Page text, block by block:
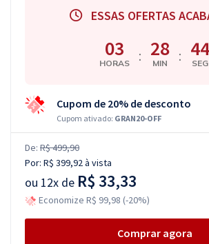
ESSAS OFERTAS
03
HORAS : 28
MIN : 43
SEG
Cupom de 20% de desconto
Cupom ativado: GRAN20-OFF
De: R$ 499,90
Por: R$ 399,92à vista
ou 12x de R$ 33,33
Economize R$ 99,98 (-20%)
Comprar agora